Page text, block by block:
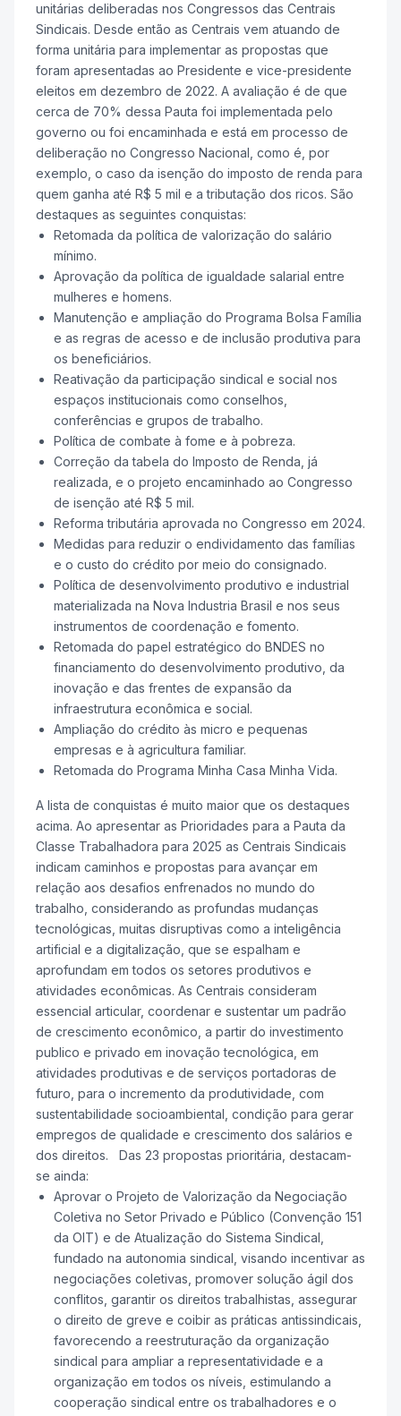
unitárias deliberadas nos Congressos das Centrais
Sindicais. Desde então as Centrais vem atuando de
forma unitária para implementar as propostas que
foram apresentadas ao Presidente e vice-presidente
eleitos em dezembro de 2022. A avaliação é de que
cerca de 70% dessa Pauta foi implementada pelo
governo ou foi encaminhada e está em processo de
deliberação no Congresso Nacional, como é, por
exemplo, o caso da isenção do imposto de renda para
quem ganha até R$ 5 mil e a tributação dos ricos. São
destaques as seguintes conquistas:
Retomada da política de valorização do salário
mínimo.
Aprovação da política de igualdade salarial entre
mulheres e homens.
Manutenção e ampliação do Programa Bolsa Família
e as regras de acesso e de inclusão produtiva para
os beneficiários.
Reativação da participação sindical e social nos
espaços institucionais como conselhos,
conferências e grupos de trabalho.
Política de combate à fome e à pobreza.
Correção da tabela do Imposto de Renda, já
realizada, e o projeto encaminhado ao Congresso
de isenção até R$ 5 mil.
Reforma tributária aprovada no Congresso em 2024.
Medidas para reduzir o endividamento das famílias
e o custo do crédito por meio do consignado.
Política de desenvolvimento produtivo e industrial
materializada na Nova Industria Brasil e nos seus
instrumentos de coordenação e fomento.
Retomada do papel estratégico do BNDES no
financiamento do desenvolvimento produtivo, da
inovação e das frentes de expansão da
infraestrutura econômica e social.
Ampliação do crédito às micro e pequenas
empresas e à agricultura familiar.
Retomada do Programa Minha Casa Minha Vida.
A lista de conquistas é muito maior que os destaques
acima. Ao apresentar as Prioridades para a Pauta da
Classe Trabalhadora para 2025 as Centrais Sindicais
indicam caminhos e propostas para avançar em
relação aos desafios enfrenados no mundo do
trabalho, considerando as profundas mudanças
tecnológicas, muitas disruptivas como a inteligência
artificial e a digitalização, que se espalham e
aprofundam em todos os setores produtivos e
atividades econômicas. As Centrais consideram
essencial articular, coordenar e sustentar um padrão
de crescimento econômico, a partir do investimento
publico e privado em inovação tecnológica, em
atividades produtivas e de serviços portadoras de
futuro, para o incremento da produtividade, com
sustentabilidade socioambiental, condição para gerar
empregos de qualidade e crescimento dos salários e
dos direitos. Das 23 propostas prioritária, destacam-
se ainda:
Aprovar o Projeto de Valorização da Negociação
Coletiva no Setor Privado e Público (Convenção 151
da OIT) e de Atualização do Sistema Sindical,
fundado na autonomia sindical, visando incentivar as
negociações coletivas, promover solução ágil dos
conflitos, garantir os direitos trabalhistas, assegurar
o direito de greve e coibir as práticas antissindicais,
favorecendo a reestruturação da organização
sindical para ampliar a representatividade e a
organização em todos os níveis, estimulando a
cooperação sindical entre os trabalhadores e o